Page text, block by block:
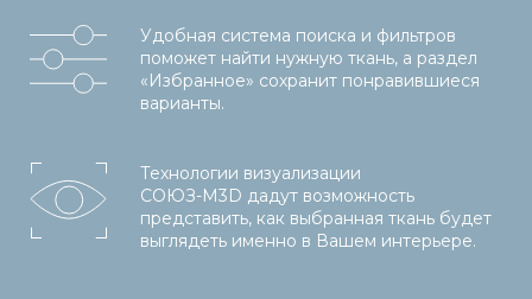
Удобная система поиска и фильтров
поможет найти нужную ткань, а раздел
«Избранное» сохранит понравившиеся
варианты.
Технологии визуализации
СОЮЗ-М3D дадут возможность
представить, как выбранная ткань будет
выглядеть именно в Вашем интерьере.